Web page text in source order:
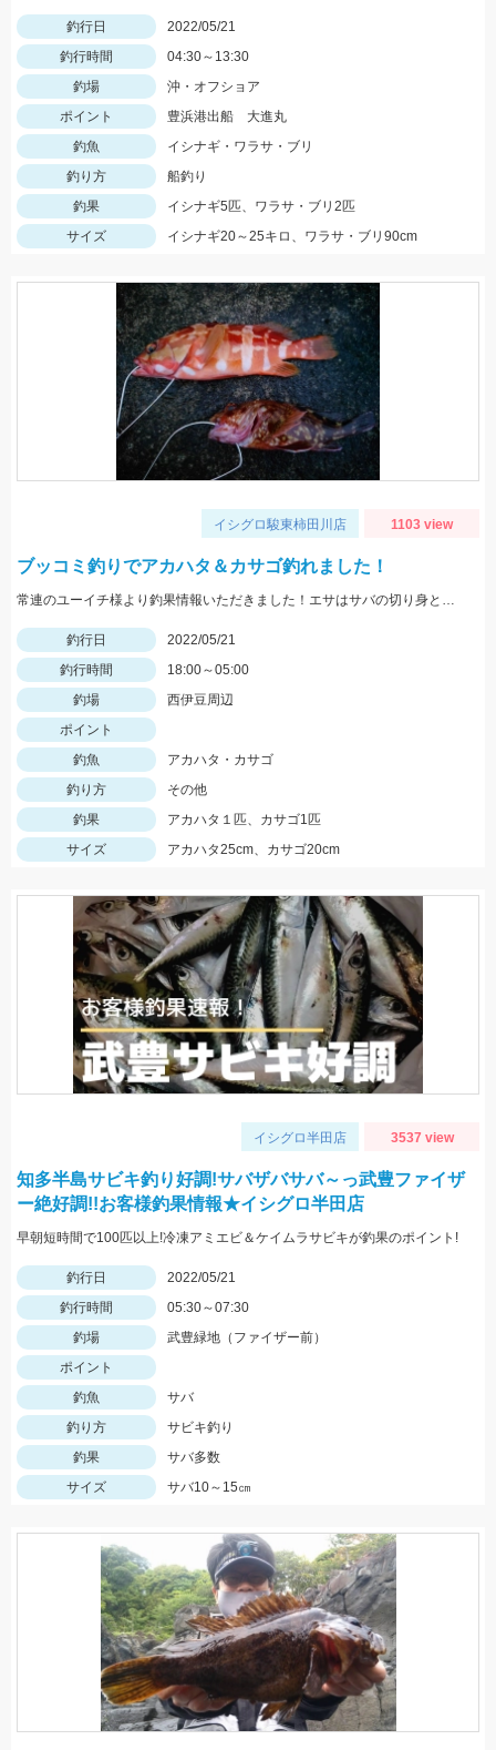
釣行日
2022/05/21
釣行時間
04:30～13:30
釣場
沖・オフショア
ポイント
豊浜港出船 大進丸
釣魚
イシナギ・ワラサ・ブリ
釣り方
船釣り
釣果
イシナギ5匹、ワラサ・ブリ2匹
サイズ
イシナギ20～25キロ、ワラサ・ブリ90cm
イシグロ駿東柿田川店 1103 view
ブッコミ釣りでアカハタ＆カサゴ釣れました！
常連のユーイチ様より釣果情報いただきました！エサはサバの切り身とイカタンを使用。
釣行日
2022/05/21
釣行時間
18:00～05:00
釣場
西伊豆周辺
ポイント
釣魚
アカハタ・カサゴ
釣り方
その他
釣果
アカハタ１匹、カサゴ1匹
サイズ
アカハタ25cm、カサゴ20cm
イシグロ半田店 3537 view
知多半島サビキ釣り好調!サバザバサバ～っ武豊ファイザ
ー絶好調!!お客様釣果情報★イシグロ半田店
早朝短時間で100匹以上!冷凍アミエビ＆ケイムラサビキが釣果のポイント!
釣行日
2022/05/21
釣行時間
05:30～07:30
釣場
武豊緑地（ファイザー前）
ポイント
釣魚
サバ
釣り方
サビキ釣り
釣果
サバ多数
サイズ
サバ10～15㎝